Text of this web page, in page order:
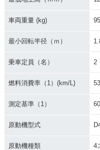
車両重量 (kg) 95
最小回転半径（ｍ）
乗車定員（名） 2
燃料消費率（1）(km/L)
測定基準（1）
原動機型式
原動機種類 4